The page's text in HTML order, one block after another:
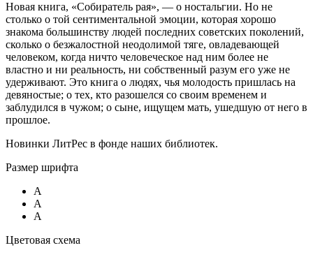
Новая книга, «Собиратель рая», — о ностальгии. Но не
столько о той сентиментальной эмоции, которая хорошо
знакома большинству людей последних советских поколений,
сколько о безжалостной неодолимой тяге, овладевающей
человеком, когда ничто человеческое над ним более не
властно и ни реальность, ни собственный разум его уже не
удерживают. Это книга о людях, чья молодость пришлась на
девяностые; о тех, кто разошелся со своим временем и
заблудился в чужом; о сыне, ищущем мать, ушедшую от него в
прошлое.
Новинки ЛитРес в фонде наших библиотек.
Размер шрифта
A
A
A
Цветовая схема